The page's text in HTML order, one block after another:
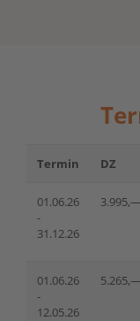
Termin DZ
01.06.26
-
31.12.26
01.06.26
-
12.05.26